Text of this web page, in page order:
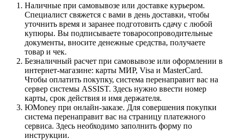
Наличные при самовывозе или доставке курьером.
Специалист свяжется с вами в день доставки, чтобы
уточнить время и заранее подготовить сдачу с любой
купюры. Вы подписываете товаросопроводительные
документы, вносите денежные средства, получаете
товар и чек.
Безналичный расчет при самовывозе или оформлении в
интернет-магазине: карты МИР, Visa и MasterCard.
Чтобы оплатить покупку, система перенаправит вас на
сервер системы ASSIST. Здесь нужно ввести номер
карты, срок действия и имя держателя.
ЮMoney при онлайн-заказе. Для совершения покупки
система перенаправит вас на страницу платежного
сервиса. Здесь необходимо заполнить форму по
инструкции.